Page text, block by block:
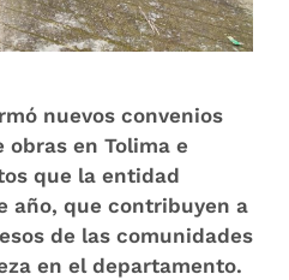
nuevos convenios
en Tolima e
que la entidad
año, que contribuyen a
de las comunidades
en el departamento.